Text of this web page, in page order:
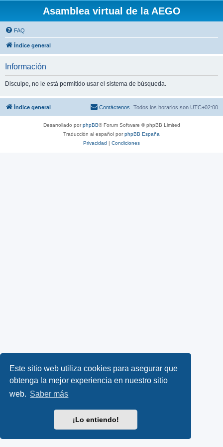
Este sitio web utiliza cookies para asegurar que
obtenga la mejor experiencia en nuestro sitio
web. Saber más
¡Lo entiendo!
Asamblea virtual de la AEGO
FAQ
Índice general
Información
Disculpe, no le está permitido usar el sistema de búsqueda.
Índice general Todos los horarios son UTC+02:00
Contáctenos
Desarrollado porphpBB® Forum Software © phpBB Limited
Traducción al español porphpBB España
Privacidad | Condiciones